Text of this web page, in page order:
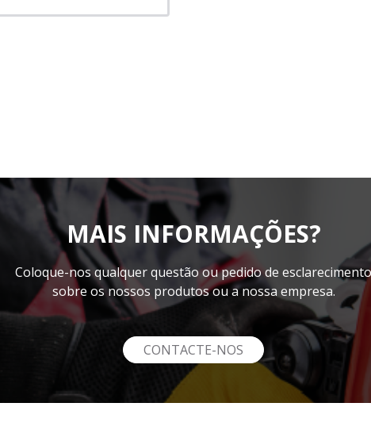
MAIS INFORMAÇÕES?
Coloque-nos qualquer questão ou pedido de esclarecimento
sobre os nossos produtos ou a nossa empresa.
CONTACTE-NOS